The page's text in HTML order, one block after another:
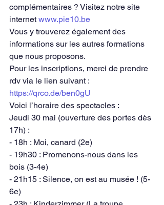
complémentaires ? Visitez notre site
internet www.pie10.be
Vous y trouverez également des
informations sur les autres formations
que nous proposons.
Pour les inscriptions, merci de prendre
rdv via le lien suivant :
https://qrco.de/ben0gU
Voici l’horaire des spectacles :
Jeudi 30 mai (ouverture des portes dès
17h) :
- 18h : Moi, canard (2e)
- 19h30 : Promenons-nous dans les
bois (3-4e)
- 21h15 : Silence, on est au musée ! (5-
6e)